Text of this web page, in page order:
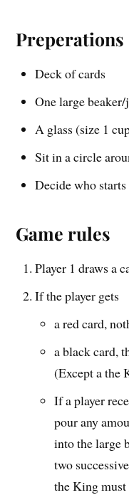
Preperations
Deck of cards
One large
A glass (size 1
Sit in a circle
Decide who starts
Game rules
Player 1 draws a
If the player gets
a red card,
a black card,
(Except a the
If a player
pour any
into the large
two
the King